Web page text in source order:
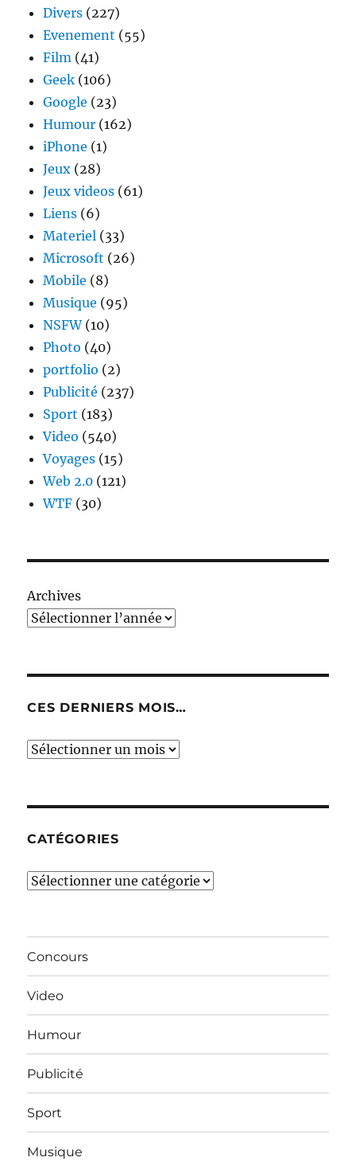
Divers (227)
Evenement (55)
Film (41)
Geek (106)
Google (23)
Humour (162)
iPhone (1)
Jeux (28)
Jeux videos (61)
Liens (6)
Materiel (33)
Microsoft (26)
Mobile (8)
Musique (95)
NSFW(10)
Photo (40)
portfolio (2)
Publicité (237)
Sport (183)
Video (540)
Voyages (15)
Web 2.0 (121)
WTF (30)
Archives
CES DERNIERS MOIS…
Ces
CATÉGORIES
Catégories
Concours
Video
Humour
Publicité
Sport
Musique